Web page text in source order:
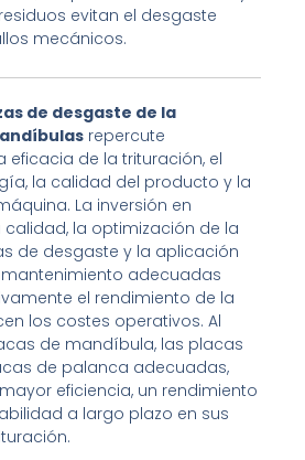
evitan el desgaste
mecánicos.
de desgaste de la
repercute
eficacia de la trituración, el
la calidad del producto y la
La inversión en
la optimización de la
de desgaste y la aplicación
adecuadas
el rendimiento de la
los costes operativos. Al
de mandíbula, las placas
de palanca adecuadas,
eficiencia, un rendimiento
a largo plazo en sus